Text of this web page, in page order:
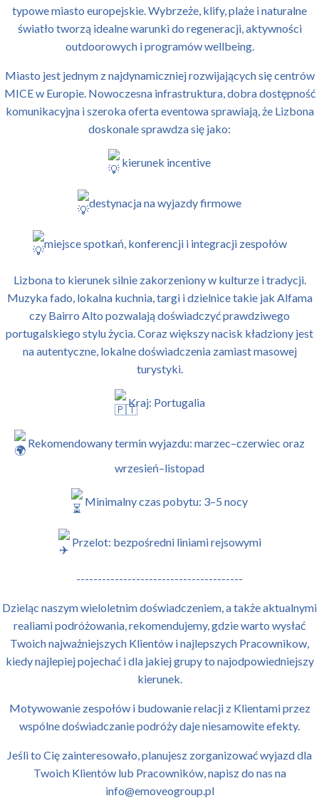
typowe miasto europejskie. Wybrzeże, klify, plaże i naturalne
światło tworzą idealne warunki do regeneracji, aktywności
outdoorowych i programów wellbeing.
Miasto jest jednym z najdynamiczniej rozwijających się centrów
MICE w Europie. Nowoczesna infrastruktura, dobra dostępność
komunikacyjna i szeroka oferta eventowa sprawiają, że Lizbona
doskonale sprawdza się jako:
kierunek incentive
destynacja na wyjazdy firmowe
miejsce spotkań, konferencji i integracji zespołów
Lizbona to kierunek silnie zakorzeniony w kulturze i tradycji.
Muzyka fado, lokalna kuchnia, targi i dzielnice takie jak Alfama
czy Bairro Alto pozwalają doświadczyć prawdziwego
portugalskiego stylu życia. Coraz większy nacisk kładziony jest
na autentyczne, lokalne doświadczenia zamiast masowej
turystyki.
Kraj: Portugalia
Rekomendowany termin wyjazdu: marzec–czerwiec oraz
wrzesień–listopad
Minimalny czas pobytu: 3–5 nocy
Przelot: bezpośredni liniami rejsowymi
---------------------------------------
Dzieląc naszym wieloletnim doświadczeniem, a także aktualnymi
realiami podróżowania, rekomendujemy, gdzie warto wysłać
Twoich najważniejszych Klientów i najlepszych Pracownikow,
kiedy najlepiej pojechać i dla jakiej grupy to najodpowiedniejszy
kierunek.
Motywowanie zespołów i budowanie relacji z Klientami przez
wspólne doświadczanie podróży daje niesamowite efekty.
Jeśli to Cię zainteresowało, planujesz zorganizować wyjazd dla
Twoich Klientów lub Pracowników, napisz do nas na
info@emoveogroup.pl